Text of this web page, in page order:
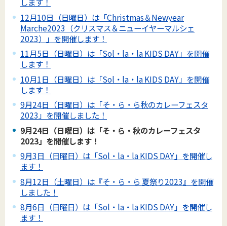
12月10日（日曜日）は「Christmas＆Newyear
Marche2023（クリスマス＆ニューイヤーマルシェ
2023）」を開催します！
11月5日（日曜日）は「Sol・la・la KIDS DAY」を開催
します！
10月1日（日曜日）は「Sol・la・la KIDS DAY」を開催
します！
9月24日（日曜日）は「そ・ら・ら秋のカレーフェスタ
2023」を開催しました！
9月24日（日曜日）は「そ・ら・秋のカレーフェスタ
2023」を開催します！
9月3日（日曜日）は「Sol・la・la KIDS DAY」を開催し
ます！
8月12日（土曜日）は『そ・ら・ら 夏祭り2023』を開催
しました！
8月6日（日曜日）は「Sol・la・la KIDS DAY」を開催し
ます！